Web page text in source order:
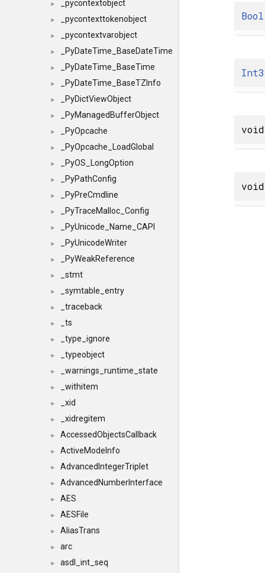
► _pycontextobject
► _pycontexttokenobject
► _pycontextvarobject
► _PyDateTime_BaseDateTime
► _PyDateTime_BaseTime
► _PyDateTime_BaseTZInfo
► _PyDictViewObject
► _PyManagedBufferObject
► _PyOpcache
► _PyOpcache_LoadGlobal
► _PyOS_LongOption
► _PyPathConfig
► _PyPreCmdline
► _PyTraceMalloc_Config
► _PyUnicode_Name_CAPI
► _PyUnicodeWriter
► _PyWeakReference
► _stmt
► _symtable_entry
► _traceback
► _ts
► _type_ignore
► _typeobject
► _warnings_runtime_state
► _withitem
► _xid
► _xidregitem
► AccessedObjectsCallback
► ActiveModeInfo
► AdvancedIntegerTriplet
► AdvancedNumberInterface
► AES
► AESFile
► AliasTrans
► arc
► asdl_int_seq
Bool